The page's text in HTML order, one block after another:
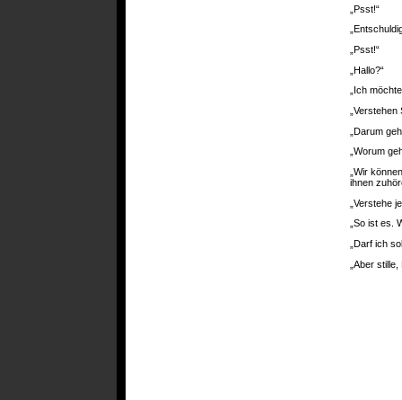
„Psst!“
„Psst!“
„Hallo?“
„Ich
„Darum
„Worum
„Wir
ihnen
„Verstehe
„So ist es.
„Darf ich
„Aber